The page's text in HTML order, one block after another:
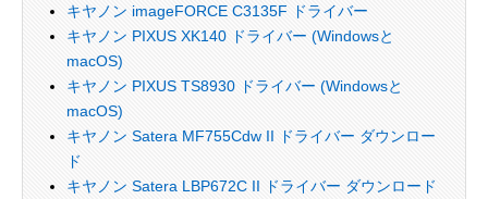
キヤノン imageFORCE C3135F ドライバー
キヤノン PIXUS XK140 ドライバー (Windowsと
macOS)
キヤノン PIXUS TS8930 ドライバー (Windowsと
macOS)
キヤノン Satera MF755Cdw II ドライバー ダウンロー
ド
キヤノン Satera LBP672C II ドライバー ダウンロード